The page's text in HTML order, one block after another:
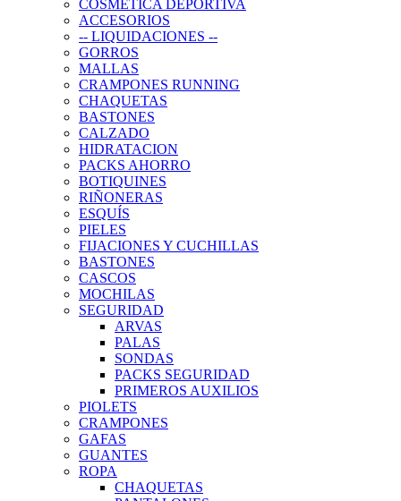
COSMETICA DEPORTIVA
ACCESORIOS
-- LIQUIDACIONES --
GORROS
MALLAS
CRAMPONES RUNNING
CHAQUETAS
BASTONES
CALZADO
HIDRATACION
PACKS AHORRO
BOTIQUINES
RIÑONERAS
ESQUÍS
PIELES
FIJACIONES Y CUCHILLAS
BASTONES
CASCOS
MOCHILAS
SEGURIDAD
ARVAS
PALAS
SONDAS
PACKS SEGURIDAD
PRIMEROS AUXILIOS
PIOLETS
CRAMPONES
GAFAS
GUANTES
ROPA
CHAQUETAS